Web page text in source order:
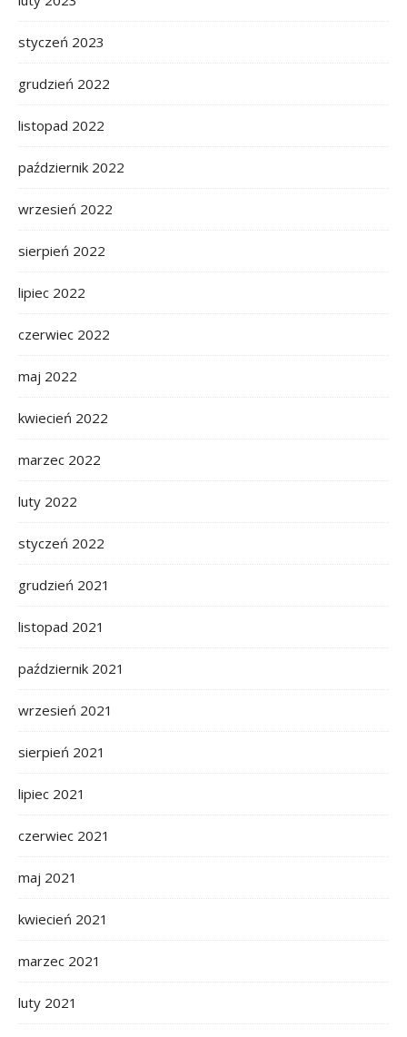
styczeń 2023
grudzień 2022
listopad 2022
październik 2022
wrzesień 2022
sierpień 2022
lipiec 2022
czerwiec 2022
maj 2022
kwiecień 2022
marzec 2022
luty 2022
styczeń 2022
grudzień 2021
listopad 2021
październik 2021
wrzesień 2021
sierpień 2021
lipiec 2021
czerwiec 2021
maj 2021
kwiecień 2021
marzec 2021
luty 2021